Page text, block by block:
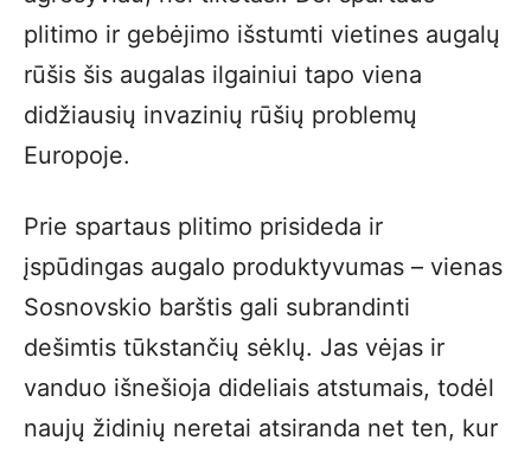
plitimo ir gebėjimo išstumti vietines augalų
rūšis šis augalas ilgainiui tapo viena
didžiausių invazinių rūšių problemų
Europoje.
Prie spartaus plitimo prisideda ir
įspūdingas augalo produktyvumas – vienas
Sosnovskio barštis gali subrandinti
dešimtis tūkstančių sėklų. Jas vėjas ir
vanduo išnešioja dideliais atstumais, todėl
naujų židinių neretai atsiranda net ten, kur